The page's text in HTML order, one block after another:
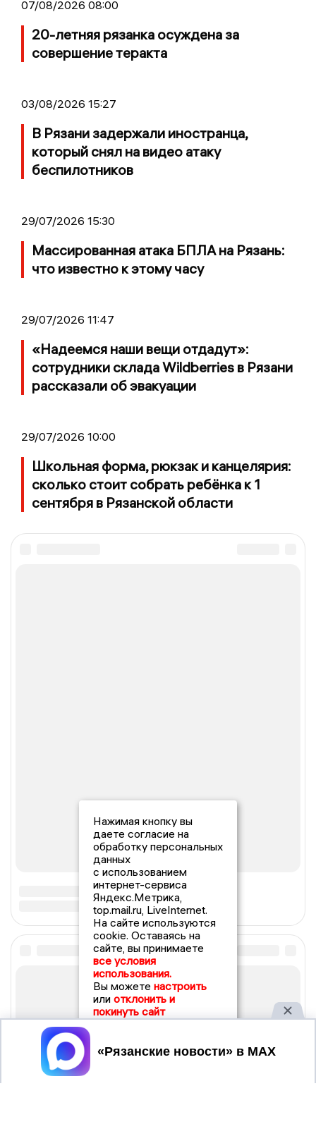
07/08/2026 08:00
20-летняя рязанка осуждена за
совершение теракта
03/08/2026 15:27
В Рязани задержали иностранца,
который снял на видео атаку
беспилотников
29/07/2026 15:30
Массированная атака БПЛА на Рязань:
что известно к этому часу
29/07/2026 11:47
«Надеемся наши вещи отдадут»:
сотрудники склада Wildberries в Рязани
рассказали об эвакуации
29/07/2026 10:00
Школьная форма, рюкзак и канцелярия:
сколько стоит собрать ребёнка к 1
сентября в Рязанской области
Нажимая кнопку вы
даете согласие на
обработку персональных
данных
с использованием
интернет-сервиса
Яндекс.Метрика,
top.mail.ru, LiveInternet.
На сайте используются
cookie. Оставаясь на
сайте, вы принимаете
все условия
использования.
Вы можете настроить
или отклонить и
покинуть сайт
Принять